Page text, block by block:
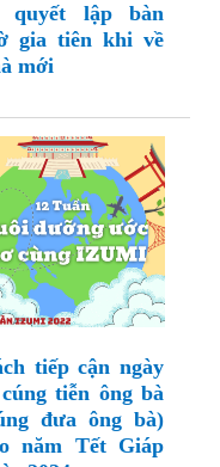
quyết lập bàn
gia tiên khi về
mới
tiếp cận ngày
tiễn ông bà
đưa ông bà)
năm Tết Giáp